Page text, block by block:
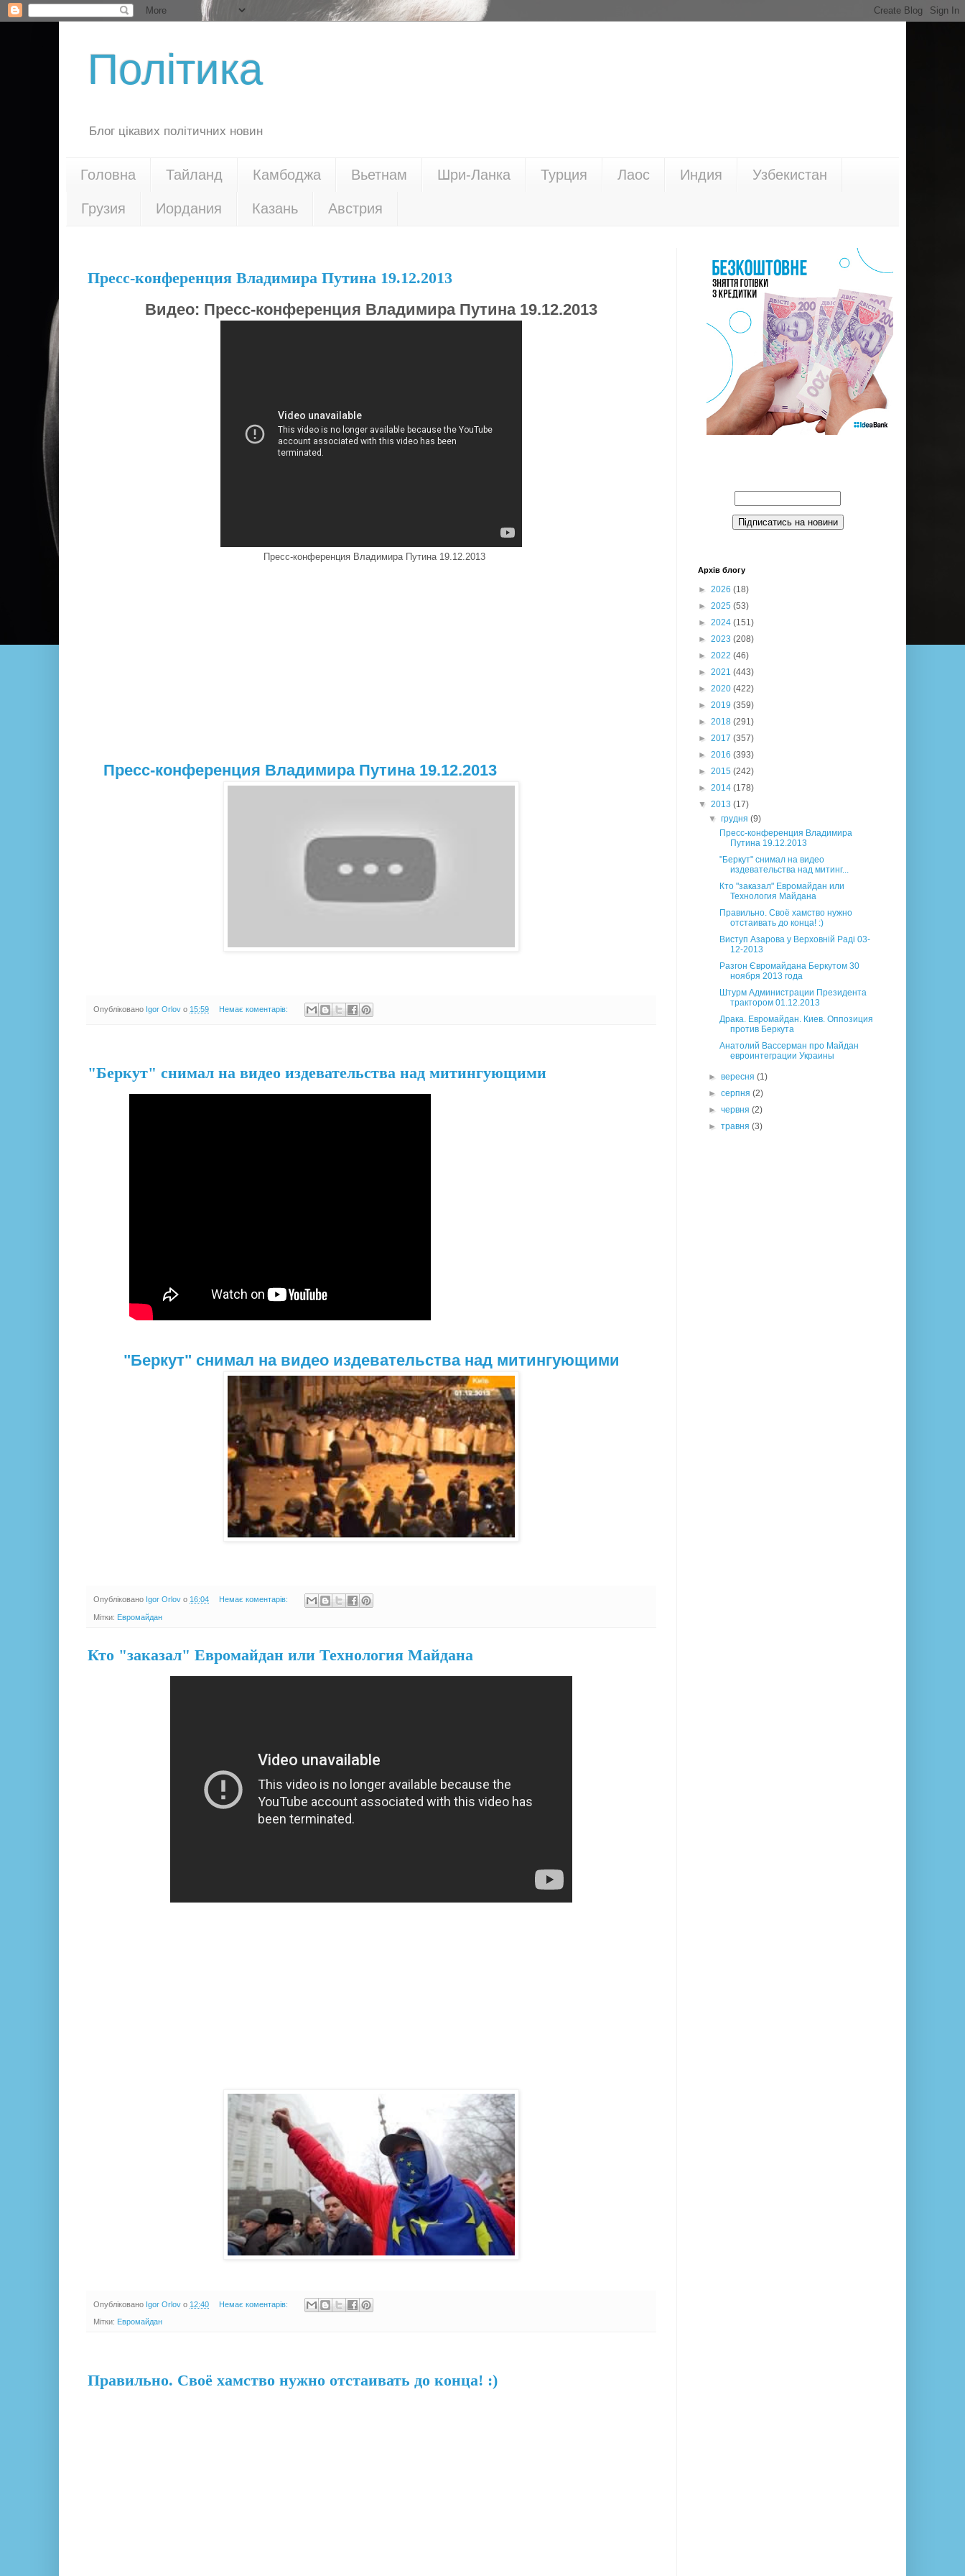
Політика
Блог цікавих політичних новин
Головна Тайланд Камбоджа Вьетнам Шри-Ланка Турция Лаос Индия Узбекистан
Грузия Иордания Казань Австрия
Пресс-конференция Владимира Путина 19.12.2013
Видео: Пресс-конференция Владимира Путина 19.12.2013
Пресс-конференция Владимира Путина 19.12.2013
Пресс-конференция Владимира Путина 19.12.2013
Опубліковано Igor Orlov о 15:59 Немає коментарів:
"Беркут" снимал на видео издевательства над митингующими
"Беркут" снимал на видео издевательства над митингующими
Опубліковано Igor Orlov о 16:04 Немає коментарів:
Мітки: Евромайдан
Кто "заказал" Евромайдан или Технология Майдана
Опубліковано Igor Orlov о 12:40 Немає коментарів:
Мітки: Евромайдан
Правильно. Своё хамство нужно отстаивать до конца! :)
Архів блогу
► 2026 (18)
► 2025 (53)
► 2024 (151)
► 2023 (208)
► 2022 (46)
► 2021 (443)
► 2020 (422)
► 2019 (359)
► 2018 (291)
► 2017 (357)
► 2016 (393)
► 2015 (242)
► 2014 (178)
▼ 2013 (17)
▼грудня(9)
Пресс-конференция Владимира
Путина 19.12.2013
"Беркут" снимал на видео
издевательства над митинг...
Кто "заказал" Евромайдан или
Технология Майдана
Правильно. Своё хамство нужно
отстаивать до конца! :)
Виступ Азарова у Верховній Раді 03-
12-2013
Разгон Євромайдана Беркутом 30
ноября 2013 года
Штурм Администрации Президента
трактором 01.12.2013
Драка. Евромайдан. Киев. Оппозиция
против Беркута
Анатолий Вассерман про Майдан
евроинтеграции Украины
►вересня(1)
►серпня(2)
►червня(2)
►травня(3)